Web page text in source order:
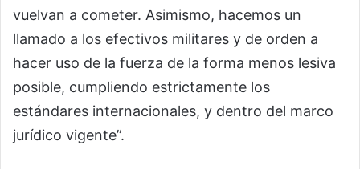
vuelvan a cometer. Asimismo, hacemos un
llamado a los efectivos militares y de orden a
hacer uso de la fuerza de la forma menos lesiva
posible, cumpliendo estrictamente los
estándares internacionales, y dentro del marco
jurídico vigente”.